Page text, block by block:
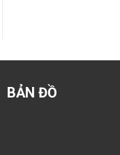
BẢN ĐỒ